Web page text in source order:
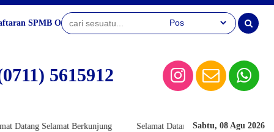
SPMB Online
5615912
Sabtu, 08 Agu 2026
Datang Selamat Berkunjung Selamat Datang Selamat Berkunjung